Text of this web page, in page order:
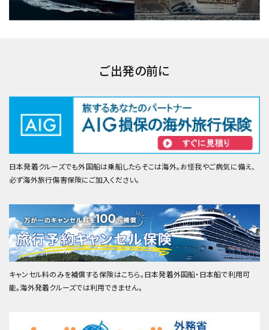
ご出発の前に
日本発着クルーズでも外国船は乗船したらそこは海外。お怪我やご病気に備え、
必ず海外旅行傷害保険にご加入ください。
キャンセル料のみを補償する保険はこちら。日本発着外国船・日本船で利用可
能。海外発着クルーズでは利用できません。